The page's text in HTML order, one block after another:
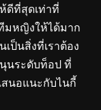
ดีที่สุดเท่าที่
มหญิงให้ได้มาก
ป็นสิ่งที่เราต้อง
นระดับท็อป ที่
สนอแนะกับไนกี้